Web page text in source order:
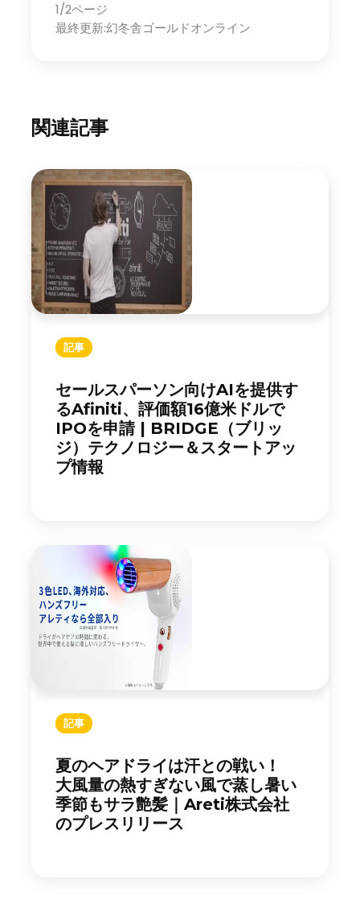
1/2ページ
最終更新:幻冬舎ゴールドオンライン
関連記事
記事
セールスパーソン向けAIを提供す
るAfiniti、評価額16億米ドルで
IPOを申請 | BRIDGE（ブリッ
ジ）テクノロジー＆スタートアッ
プ情報
記事
夏のヘアドライは汗との戦い！
大風量の熱すぎない風で蒸し暑い
季節もサラ艶髪｜Areti株式会社
のプレスリリース